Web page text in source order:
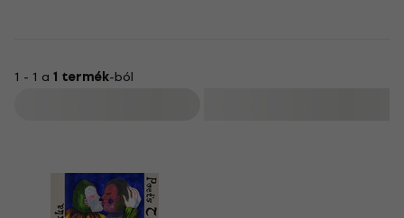
1 - 1 a 1 termék-ból